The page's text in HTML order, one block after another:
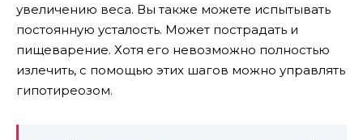
увеличению веса. Вы также можете испытывать
постоянную усталость. Может пострадать и
пищеварение. Хотя его невозможно полностью
излечить, с помощью этих шагов можно управлять
гипотиреозом.